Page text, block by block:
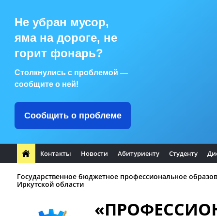
Не убран мусор,
яма на дороге, не
горит фонарь?
Столкнулись с проблемой —
сообщите о ней!
Сообщить о проблеме
Контакты Новости Абитуриенту Студенту
Государственное бюджетное профессиональное
Иркутской области